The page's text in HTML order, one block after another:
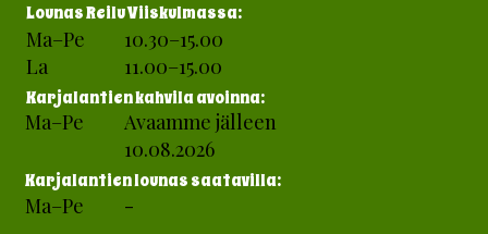
Lounas Reilu Viiskulmassa:
Ma–Pe
La
10.30–15.00
11.00–15.00
Karjalantien kahvila avoinna:
Ma–Pe
Avaamme jälleen
10.08.2026
Karjalantien lounas saatavilla:
Ma–Pe -